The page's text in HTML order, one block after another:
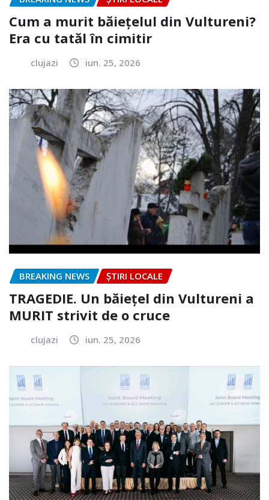
Cum a murit băiețelul din Vultureni?
Era cu tatăl în cimitir
clujazi iun. 25, 2026
BREAKING NEWS ȘTIRI LOCALE
TRAGEDIE. Un băiețel din Vultureni a
MURIT strivit de o cruce
clujazi iun. 25, 2026